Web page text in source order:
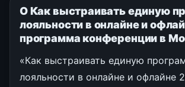
О Как выстраивать единую
лояльности в онлайне и
программа конференции в
«Как выстраивать единую
лояльности в онлайне и офлайне